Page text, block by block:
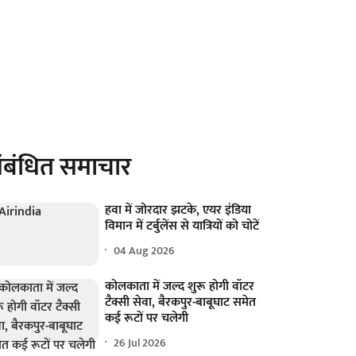
समाचार
हवा में जोरदार झटके, एयर इंडिया
विमान में टर्बुलेंस से यात्रियों को चोटें
04 Aug 2026
कोलकाता में जल्द शुरू होगी वॉटर
टैक्सी सेवा, बैरकपुर-बाबूघाट समेत
कई रूटों पर चलेगी
26 Jul 2026